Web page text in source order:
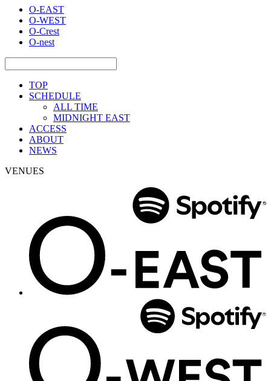
O-EAST
O-WEST
O-Crest
O-nest
TOP
SCHEDULE
ALL TIME
MIDNIGHT EAST
ACCESS
ABOUT
NEWS
VENUES